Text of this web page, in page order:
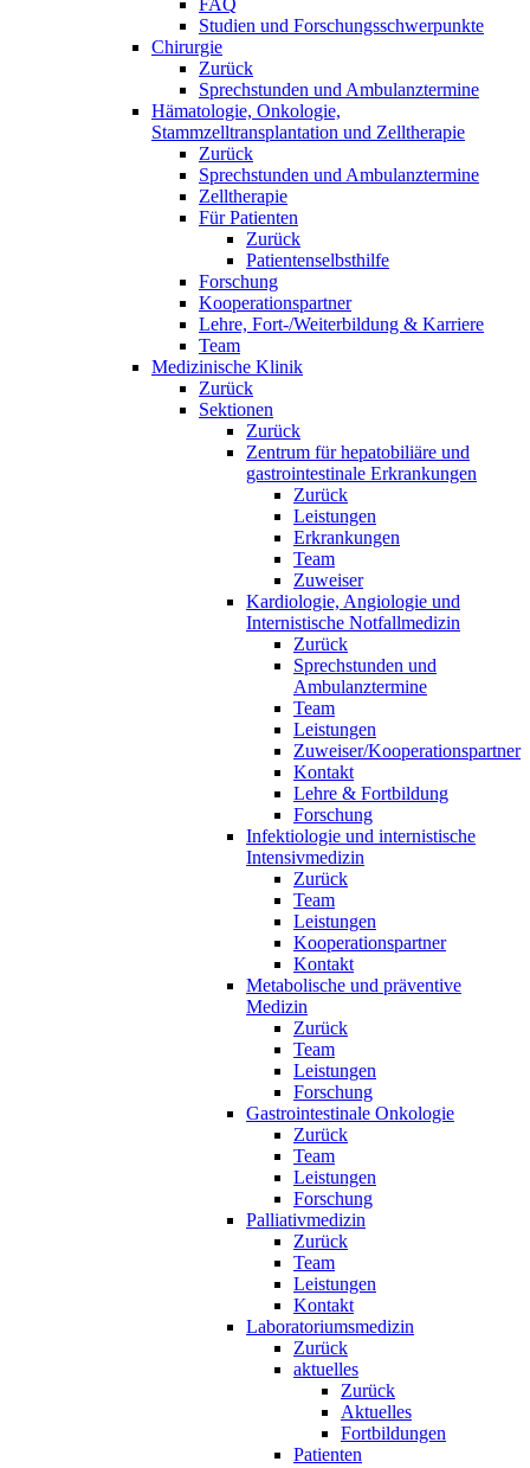
FAQ
Studien und Forschungsschwerpunkte
Chirurgie
Zurück
Sprechstunden und Ambulanztermine
Hämatologie, Onkologie,
Stammzelltransplantation und Zelltherapie
Zurück
Sprechstunden und Ambulanztermine
Zelltherapie
Für Patienten
Zurück
Patientenselbsthilfe
Forschung
Kooperationspartner
Lehre, Fort-/Weiterbildung & Karriere
Team
Medizinische Klinik
Zurück
Sektionen
Zurück
Zentrum für hepatobiliäre und
gastrointestinale Erkrankungen
Zurück
Leistungen
Erkrankungen
Team
Zuweiser
Kardiologie, Angiologie und
Internistische Notfallmedizin
Zurück
Sprechstunden und
Ambulanztermine
Team
Leistungen
Zuweiser/Kooperationspartner
Kontakt
Lehre & Fortbildung
Forschung
Infektiologie und internistische
Intensivmedizin
Zurück
Team
Leistungen
Kooperationspartner
Kontakt
Metabolische und präventive
Medizin
Zurück
Team
Leistungen
Forschung
Gastrointestinale Onkologie
Zurück
Team
Leistungen
Forschung
Palliativmedizin
Zurück
Team
Leistungen
Kontakt
Laboratoriumsmedizin
Zurück
aktuelles
Zurück
Aktuelles
Fortbildungen
Patienten